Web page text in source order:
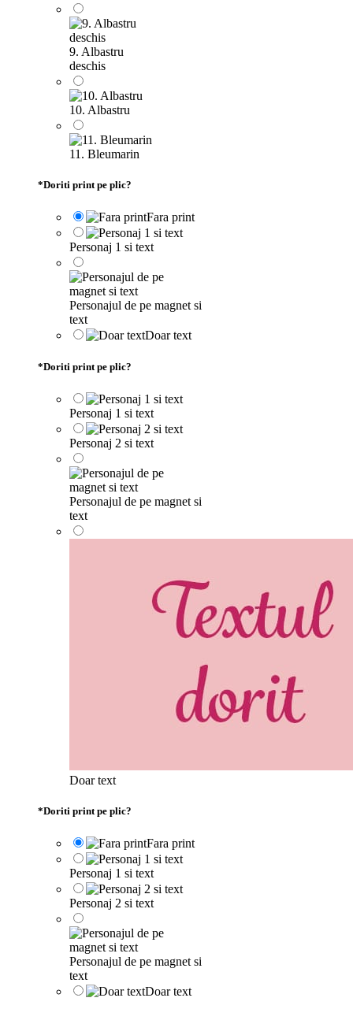
9. Albastru
deschis
10. Albastru
11. Bleumarin
*Doriti print pe plic?
Fara print
Personaj 1 si text
Personajul de pe magnet si
text
Doar text
*Doriti print pe plic?
Personaj 1 si text
Personaj 2 si text
Personajul de pe magnet si
text
Doar text
*Doriti print pe plic?
Fara print
Personaj 1 si text
Personaj 2 si text
Personajul de pe magnet si
text
Doar text